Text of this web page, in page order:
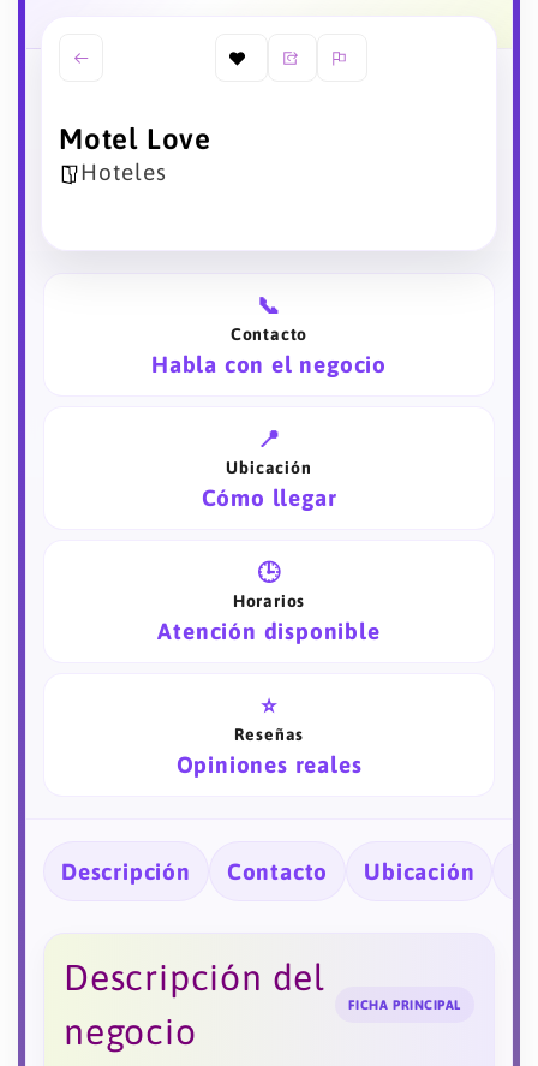
Motel Love
Hoteles
📞
Contacto
Habla con el negocio
📍
Ubicación
Cómo llegar
🕒
Horarios
Atención disponible
⭐
Reseñas
Opiniones reales
Descripción Contacto Ubicación
Descripción del
negocio
FICHA PRINCIPAL